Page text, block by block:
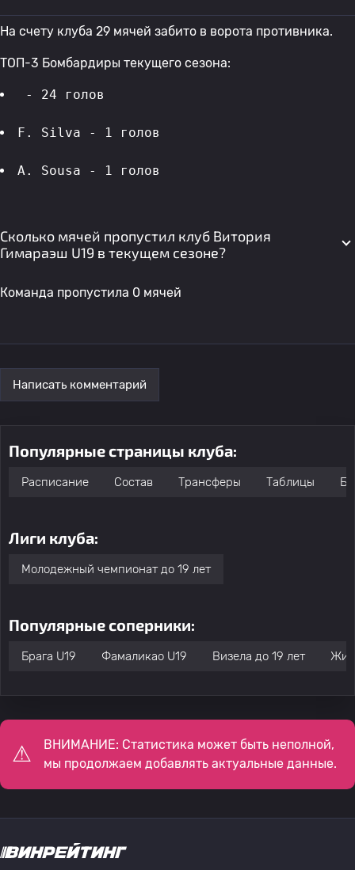
На счету клуба 29 мячей забито в ворота противника.
ТОП-3 Бомбардиры текущего сезона:
- 24 голов
F. Silva - 1 голов
A. Sousa - 1 голов
Сколько мячей пропустил клуб Витория
Гимараэш U19 в текущем сезоне?
Команда пропустила 0 мячей
Написать комментарий
Популярные страницы клуба:
Расписание Состав Трансферы Таблицы
Лиги клуба:
Молодежный чемпионат до 19 лет
Популярные соперники:
Брага U19 Фамаликао U19 Визела до 19 лет
ВНИМАНИЕ: Статистика может быть неполной,
мы продолжаем добавлять актуальные данные.